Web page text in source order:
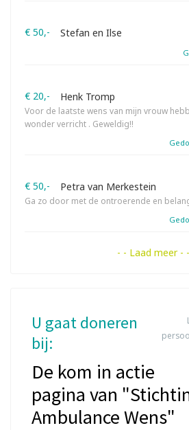
€ 50,- Stefan en Ilse
€ 20,- Henk Tromp
Voor de laatste wens van mijn vrouw
wonder verricht . Geweldig!!
€ 50,- Petra van Merkestein
Ga zo door met de ontroerende en
- - Laad meer - -
U gaat doneren
bij:
De kom in actie
pagina van
Ambulance Wens"